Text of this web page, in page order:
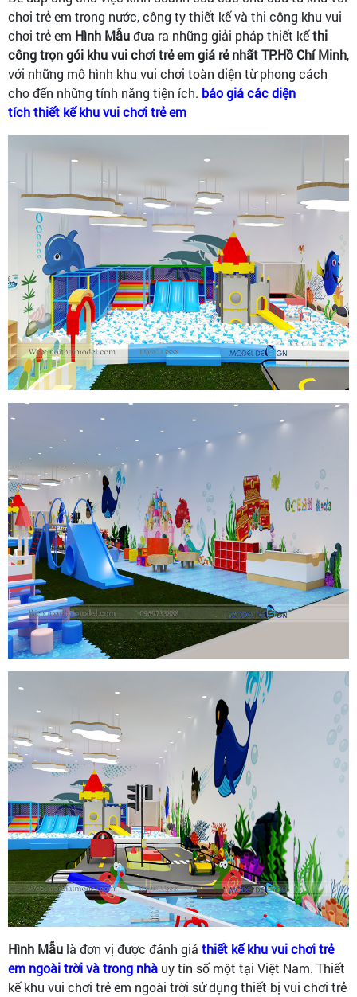
chơi trẻ em trong nước, công ty thiết kế và thi công khu vui
chơi trẻ em Hình Mẫuđưa ra những giải pháp thiết kếthi
công trọn gói khu vui chơi trẻ em giá rẻ nhất TP.Hồ Chí Minh,
với những mô hình khu vui chơi toàn diện từ phong cách
cho đến những tính năng tiện ích. báo giá các diện
tích thiết kế khu vui chơi trẻ em
Hình Mẫu là đơn vị được đánh giá thiết kế khu vui chơi trẻ
em ngoài trời và trong nhà uy tín số một tại Việt Nam. Thiết
kế khu vui chơi trẻ em ngoài trời sử dụng thiết bị vui chơi trẻ